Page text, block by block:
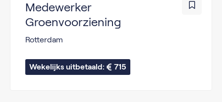
Medewerker
Groenvoorziening
Rotterdam
Wekelijks uitbetaald: 715